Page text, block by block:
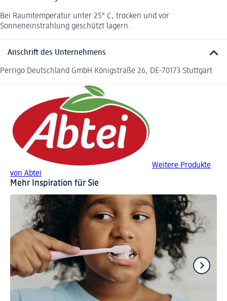
Bei Raumtemperatur unter 25° C, trocken und vor
Sonneneinstrahlung geschützt lagern.
Anschrift des Unternehmens
Perrigo Deutschland GmbH Königstraße 26, DE-70173 Stuttgart
Weitere Produkte
von Abtei
Mehr Inspiration für Sie